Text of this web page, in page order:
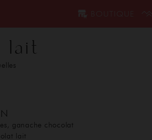
lait
ganache chocolat
lait